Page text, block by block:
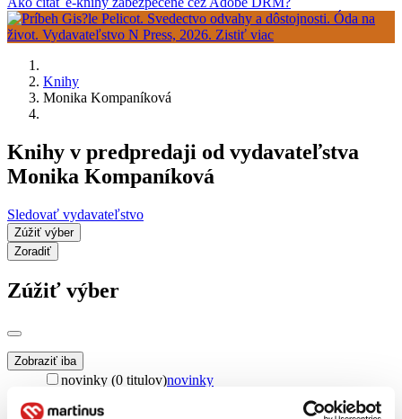
Knihy
Monika Kompaníková
Knihy v predpredaji od vydavateľstva
Monika Kompaníková
Sledovať vydavateľstvo
Zúžiť výber
Zoradiť
Zúžiť výber
Zobraziť iba
novinky (0 titulov)novinky